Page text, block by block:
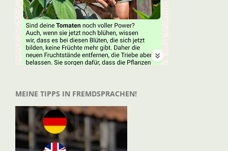
MEINE TIPPS IN FREMDSPRACHEN!